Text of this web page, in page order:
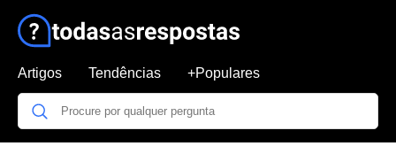
Artigos Tendências +Populares